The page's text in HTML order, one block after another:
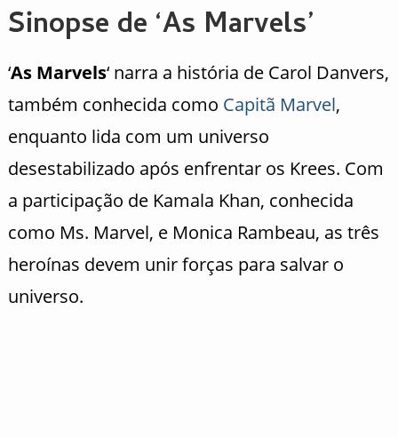
Sinopse de ‘As Marvels’
‘As Marvels‘ narra a história de Carol Danvers,
também conhecida como Capitã Marvel,
enquanto lida com um universo
desestabilizado após enfrentar os Krees. Com
a participação de Kamala Khan, conhecida
como Ms. Marvel, e Monica Rambeau, as três
heroínas devem unir forças para salvar o
universo.